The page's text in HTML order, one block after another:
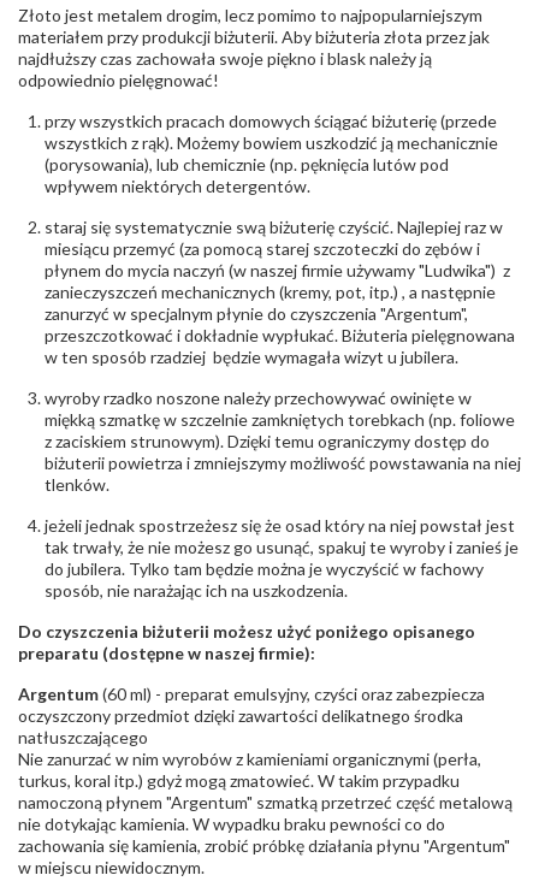
Producent
odpowiedzialny:
Łazur sp.j. Kowalowy 134 38-200 Jasło; NIP:
6850004631; tel.13 44 56 100;
biuro@obraczki.pl ,PZ Stelmach Sp. z o.o. ul.
Północna 22 45-805 Opole; NIP 7542889545;
Tel. +48 77 54 90 100; biuro@stelmach.pl
Bezpieczeństwo
- rodzaj
ostrzeżenia:
Nie nadaje się dla dzieci w wieku poniżej 3 lat
, Elementy w wyrobie wykonane z białego złota
zawierają nikiel
Złoto jest metalem drogim, lecz pomimo to najpopularniejszym
materiałem przy produkcji biżuterii. Aby biżuteria złota przez jak
najdłuższy czas zachowała swoje piękno i blask należy ją
odpowiednio pielęgnować!
przy wszystkich pracach domowych ściągać biżuterię (przede
wszystkich z rąk). Możemy bowiem uszkodzić ją mechanicznie
(porysowania), lub chemicznie (np. pęknięcia lutów pod
wpływem niektórych detergentów.
staraj się systematycznie swą biżuterię czyścić. Najlepiej raz w
miesiącu przemyć (za pomocą starej szczoteczki do zębów i
płynem do mycia naczyń (w naszej firmie używamy "Ludwika") z
zanieczyszczeń mechanicznych (kremy, pot, itp.) , a następnie
zanurzyć w specjalnym płynie do czyszczenia "Argentum",
przeszczotkować i dokładnie wypłukać. Biżuteria pielęgnowana
w ten sposób rzadziej będzie wymagała wizyt u jubilera.
wyroby rzadko noszone należy przechowywać owinięte w
miękką szmatkę w szczelnie zamkniętych torebkach (np. foliowe
z zaciskiem strunowym). Dzięki temu ograniczymy dostęp do
biżuterii powietrza i zmniejszymy możliwość powstawania na niej
tlenków.
jeżeli jednak spostrzeżesz się że osad który na niej powstał jest
tak trwały, że nie możesz go usunąć, spakuj te wyroby i zanieś je
do jubilera. Tylko tam będzie można je wyczyścić w fachowy
sposób, nie narażając ich na uszkodzenia.
Do czyszczenia biżuterii możesz użyć poniżego opisanego
preparatu (dostępne w naszej firmie):
Argentum(60 ml) - preparat emulsyjny, czyści oraz zabezpiecza
oczyszczony przedmiot dzięki zawartości delikatnego środka
natłuszczającego
Nie zanurzać w nim wyrobów z kamieniami organicznymi (perła,
turkus, koral itp.) gdyż mogą zmatowieć. W takim przypadku
namoczoną płynem "Argentum" szmatką przetrzeć część metalową
nie dotykając kamienia. W wypadku braku pewności co do
zachowania się kamienia, zrobić próbkę działania płynu "Argentum"
w miejscu niewidocznym.